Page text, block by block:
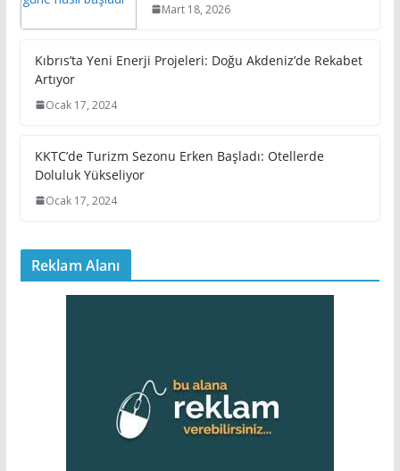
Mart 18, 2026
Kıbrıs’ta Yeni Enerji Projeleri: Doğu Akdeniz’de Rekabet
Artıyor
Ocak 17, 2024
KKTC’de Turizm Sezonu Erken Başladı: Otellerde
Doluluk Yükseliyor
Ocak 17, 2024
Reklam Alanı